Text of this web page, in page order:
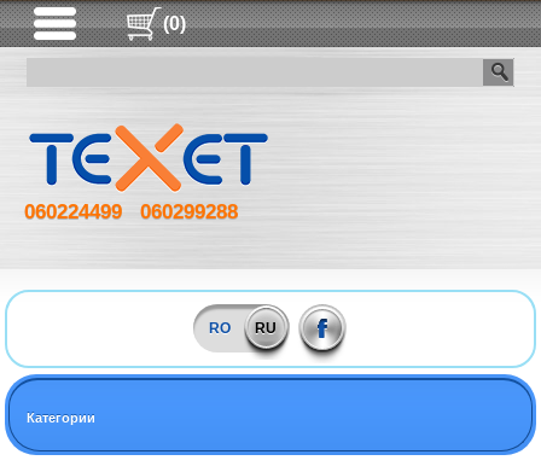
(0)
060224499 060299288
RO RU
Категории